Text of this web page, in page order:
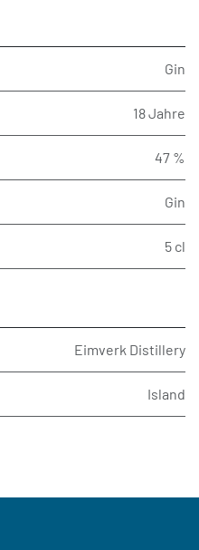
Gin
18 Jahre
47 %
Gin
5 cl
Eimverk Distillery
Island